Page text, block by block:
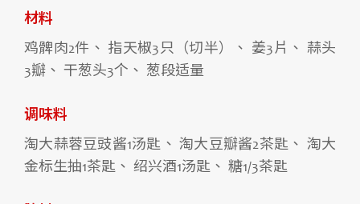
材料
鸡髀肉2件、 指天椒3只（切半）、 姜3片、 蒜头
3瓣、 干葱头3个、 葱段适量
调味料
淘大蒜蓉豆豉酱1汤匙、 淘大豆瓣酱2茶匙、 淘大
金标生抽1茶匙、 绍兴酒1汤匙、 糖1/3茶匙